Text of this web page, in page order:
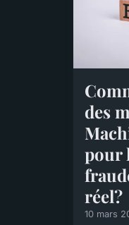
des
pour
réel?
10 mars